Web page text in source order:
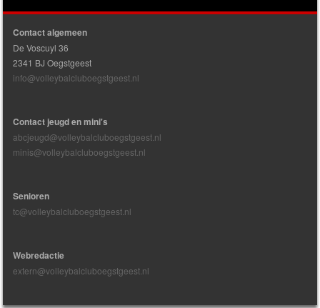
Contact algemeen
De Voscuyl 36
2341 BJ Oegstgeest
info@volleybalcluboegstgeest.nl
Contact jeugd en mini's
abcjeugd@volleybalcluboegstgeest.nl
minis@volleybalcluboegstgeest.nl
Senioren
tc@volleybalcluboegstgeest.nl
Webredactie
extern@volleybalcluboegstgeest.nl